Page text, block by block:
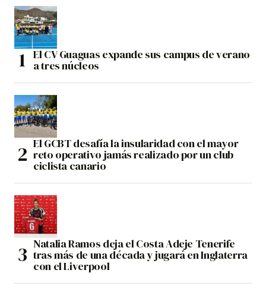
El CV Guaguas expande sus campus de verano
a tres núcleos
El GCBT desafía la insularidad con el mayor
reto operativo jamás realizado por un club
ciclista canario
Natalia Ramos deja el Costa Adeje Tenerife
tras más de una década y jugará en Inglaterra
con el Liverpool